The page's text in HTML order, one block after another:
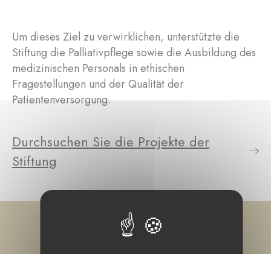
Um dieses Ziel zu verwirklichen, unterstützte die
Stiftung die Palliativpflege sowie die Ausbildung des
medizinischen Personals in ethischen
Fragestellungen und der Qualität der
Patientenversorgung.
Durchsuchen Sie die Projekte der
Stiftung